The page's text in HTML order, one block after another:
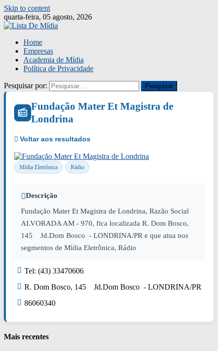
Skip to content
quarta-feira, 05 agosto, 2026
Home
Empresas
Academia de Mídia
Política de Privacidade
Pesquisar por:
Fundação Mater Et Magistra de
Londrina
Mídia Eletrônica Rádio
Descrição
Fundação Mater Et Magistra de Londrina, Razão Social
ALVORADA AM - 970, fica localizada R. Dom Bosco,
145 Jd.Dom Bosco - LONDRINA/PR e que atua nos
segmentos de Mídia Eletrônica, Rádio
Tel: (43) 33470606
R. Dom Bosco, 145 Jd.Dom Bosco - LONDRINA/PR
86060340
Mais recentes